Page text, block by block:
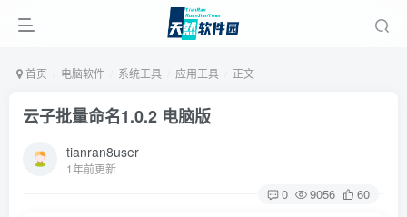
首页 电脑软件 系统工具 应用工具 正文
云子批量命名1.0.2 电脑版
tianran8user
1年前更新
0 9056 60